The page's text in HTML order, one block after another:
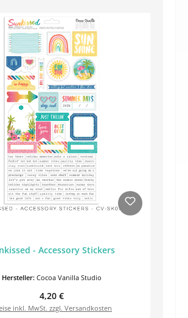
- Accessory Stickers
Hersteller: Cocoa Vanilla Studio
Regulärer Preis:
4,20 €
inkl. MwSt. zzgl. Versandkosten